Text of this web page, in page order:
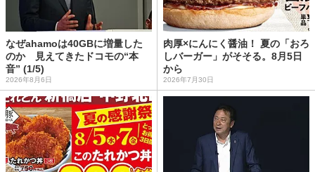
なぜahamoは40GBに増量した
のか 見えてきたドコモの“本
音” (1/5)
2026年8月6日
肉厚×にんにく醤油！ 夏の「おろ
しバーガー」がそそる。8月5日
から
2026年7月30日